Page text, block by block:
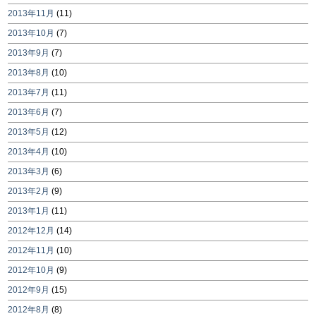
2013年11月 (11)
2013年10月 (7)
2013年9月 (7)
2013年8月 (10)
2013年7月 (11)
2013年6月 (7)
2013年5月 (12)
2013年4月 (10)
2013年3月 (6)
2013年2月 (9)
2013年1月 (11)
2012年12月 (14)
2012年11月 (10)
2012年10月 (9)
2012年9月 (15)
2012年8月 (8)